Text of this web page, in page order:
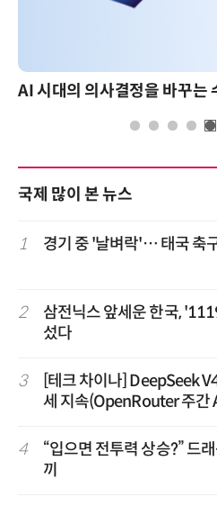
국제 많이 본 뉴스
1 경기 중 '날벼락'… 태국 축
2
삼전닉스 앞세운 한국,
섰다
3
[테크 차이나] DeepSeek
세 지속(OpenRouter 주간
4
“입으면 전투력 상승?” 드
끼